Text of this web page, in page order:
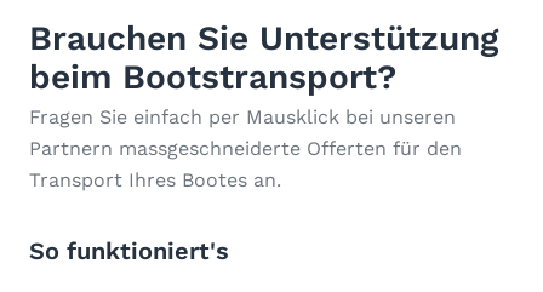
Brauchen Sie Unterstützung
beim Bootstransport?
Fragen Sie einfach per Mausklick bei unseren
Partnern massgeschneiderte Offerten für den
Transport Ihres Bootes an.
So funktioniert's